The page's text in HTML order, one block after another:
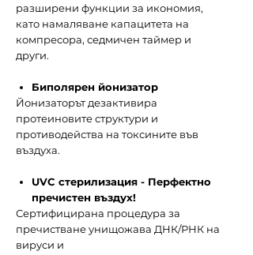
разширени функции за икономия,
като намаляване капацитета на
компресора, седмичен таймер и
други.​
Биполярен йонизатор
Йонизаторът дезактивира
протеиновите структури и
противодейства на токсините във
въздуха.
UVC стерилизация - Перфектно
пречистен въздух!
Сертифицирана процедура за
пречистване унищожава ДНК/РНК на
вируси и